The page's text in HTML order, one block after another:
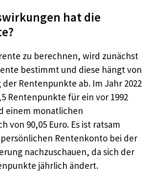
hat die
zu berechnen, wird zunächst
bestimmt und diese hängt von
Rentenpunkte ab. Im Jahr 2022
Rentenpunkte für ein vor 1992
einem monatlichen
von 90,05 Euro. Es ist ratsam
Rentenkonto bei der
nachzuschauen, da sich der
jährlich ändert.